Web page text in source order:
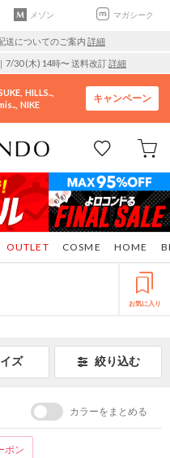
メゾン マガシーク
送についてのご案内 詳細
｜7/30 (木) 14時〜 送料改訂詳細
HILLS..
NIKE
キャンペーン
COSME HOME
OUTLET
お気に入り
ズ 絞り込む
カラーをまとめる
ポン